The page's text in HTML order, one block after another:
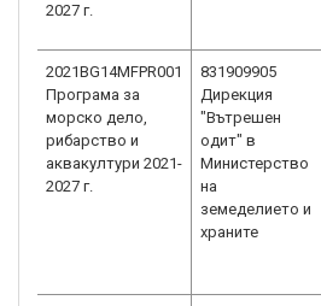
2027 г.
2021BG14MFPR001
Програма за
морско дело,
рибарство и
аквакултури 2021-
2027 г.
831909905
Дирекция
"Вътрешен
одит" в
Министерство
на
земеделието и
храните